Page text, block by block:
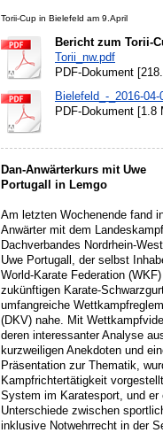
Torii-Cup in Bielefeld am 9.April
Bericht zum Torii-
Torii_nw.pdf
PDF-Dokument
Bielefeld_-_2016-
PDF-Dokument [1.8
Dan-Anwärterkurs mit Uwe
Portugall in Lemgo
Am letzten Wochenende fand
Anwärter mit dem
Dachverbandes Nordrhein-
Uwe Portugall, der selbst
World-Karate Federation
zukünftigen Karate-
umfangreiche
(DKV) nahe. Mit
deren interessanter Analyse
kurzweiligen Anekdoten und
Präsentation zur Thematik,
Kampfrichtertätigkeit
System im Karatesport, und
Unterschiede zwischen
inklusive Notwehrrecht in der